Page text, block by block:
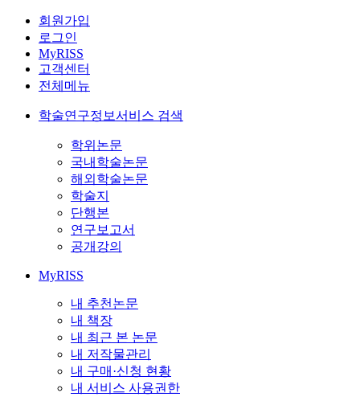
회원가입
로그인
MyRISS
고객센터
전체메뉴
학술연구정보서비스 검색
학위논문
국내학술논문
해외학술논문
학술지
단행본
연구보고서
공개강의
MyRISS
내 추천논문
내 책장
내 최근 본 논문
내 저작물관리
내 구매·신청 현황
내 서비스 사용권한